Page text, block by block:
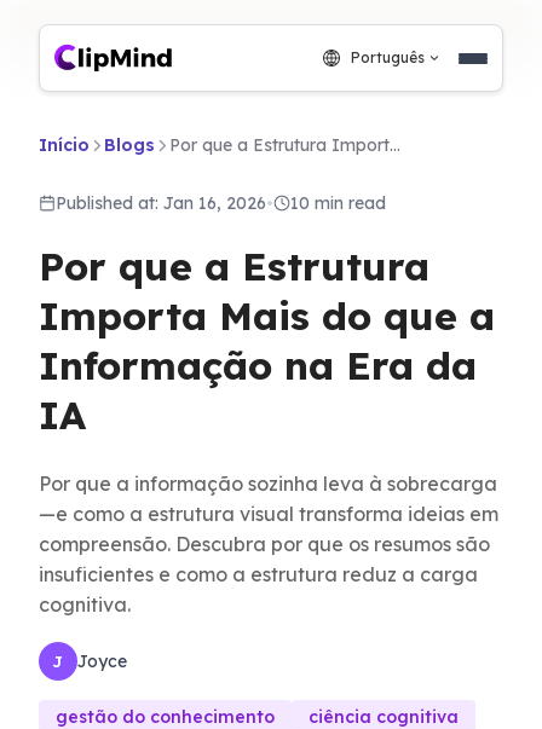
Português
Início Blogs Por que a Estrutura Importa Mais do que a Informação na Era da IA
Published at: Jan 16, 2026• 10 min read
Por que a Estrutura
Importa Mais do que a
Informação na Era da
IA
Por que a informação sozinha leva à sobrecarga
—e como a estrutura visual transforma ideias em
compreensão. Descubra por que os resumos são
insuficientes e como a estrutura reduz a carga
cognitiva.
J Joyce
gestão do conhecimento
ciência cognitiva